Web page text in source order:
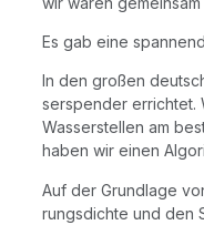
Es gab eine
In den gro­ßen
ser­spen­der errich­tet.
Was­ser­stel­len am
haben wir einen
Auf der Grund­la­ge
rungs­dich­te und den